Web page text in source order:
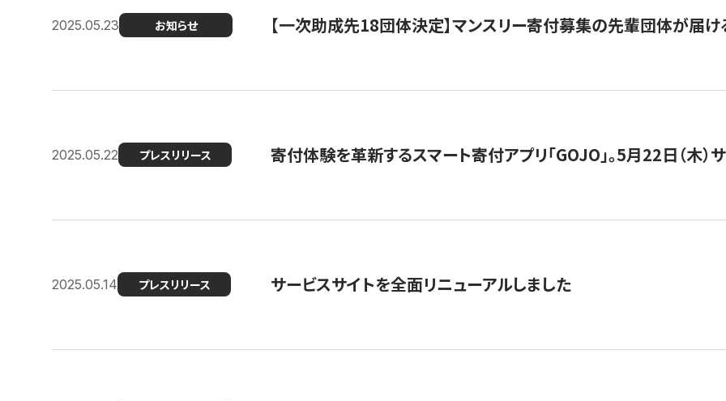
2025.05.23 お知らせ 【一次助成先18団体決定】マンスリー寄付募集の先輩団体が届
2025.05.22 プレスリリース 寄付体験を革新するスマート寄付アプリ「GOJO」。5月22日（木）
2025.05.14 プレスリリース サービスサイトを全面リニューアルしました